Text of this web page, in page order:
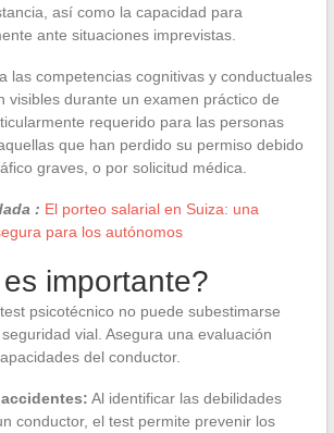
así como la capacidad para
ante situaciones imprevistas.
las competencias cognitivas y conductuales
visibles durante un examen práctico de
requerido para las personas
que han perdido su permiso debido
graves, o por solicitud médica.
: El porteo salarial en Suiza: una
para los autónomos
importante?
psicotécnico no puede subestimarse
vial. Asegura una evaluación
del conductor.
Al identificar las debilidades
conductor, el test permite prevenir los